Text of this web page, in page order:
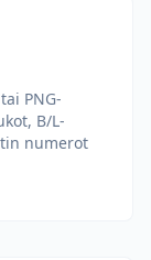
PNG-
B/L-
numerot